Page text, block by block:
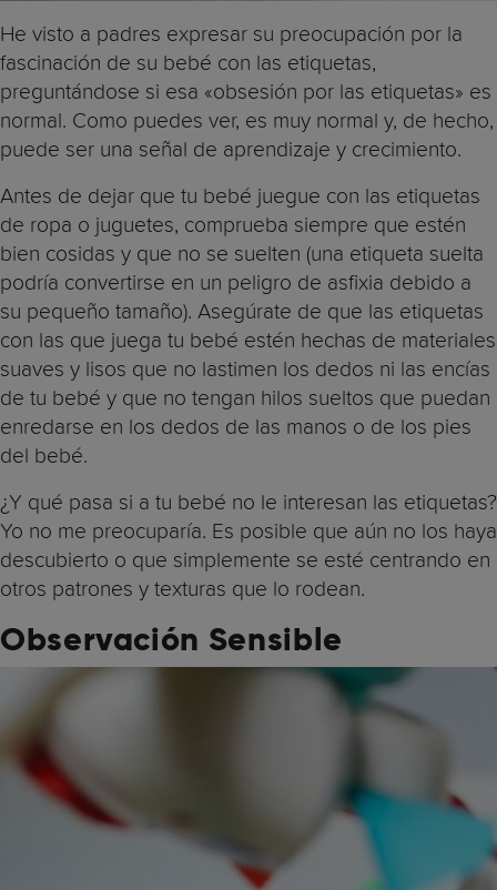
He visto a padres expresar su preocupación por la
fascinación de su bebé con las etiquetas,
preguntándose si esa «obsesión por las etiquetas» es
normal. Como puedes ver, es muy normal y, de hecho,
puede ser una señal de aprendizaje y crecimiento.
Antes de dejar que tu bebé juegue con las etiquetas
de ropa o juguetes, comprueba siempre que estén
bien cosidas y que no se suelten (una etiqueta suelta
podría convertirse en un peligro de asfixia debido a
su pequeño tamaño). Asegúrate de que las etiquetas
con las que juega tu bebé estén hechas de materiales
suaves y lisos que no lastimen los dedos ni las encías
de tu bebé y que no tengan hilos sueltos que puedan
enredarse en los dedos de las manos o de los pies
del bebé.
¿Y qué pasa si a tu bebé no le interesan las etiquetas?
Yo no me preocuparía. Es posible que aún no los haya
descubierto o que simplemente se esté centrando en
otros patrones y texturas que lo rodean.
Observación Sensible